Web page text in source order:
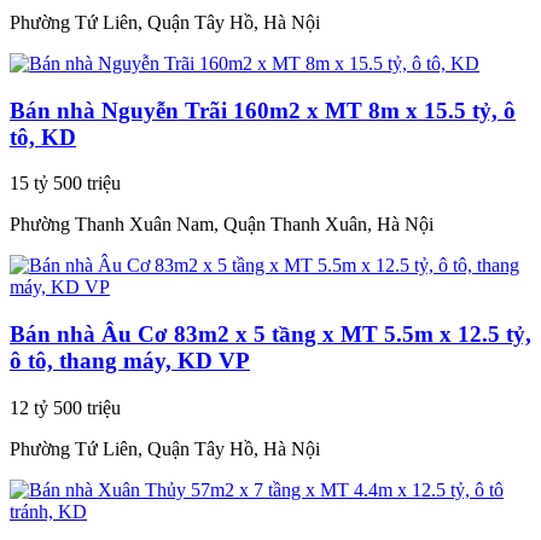
Phường Tứ Liên, Quận Tây Hồ, Hà Nội
Bán nhà Nguyễn Trãi 160m2 x MT 8m x 15.5 tỷ, ô
tô, KD
15 tỷ 500 triệu
Phường Thanh Xuân Nam, Quận Thanh Xuân, Hà Nội
Bán nhà Âu Cơ 83m2 x 5 tầng x MT 5.5m x 12.5 tỷ,
ô tô, thang máy, KD VP
12 tỷ 500 triệu
Phường Tứ Liên, Quận Tây Hồ, Hà Nội